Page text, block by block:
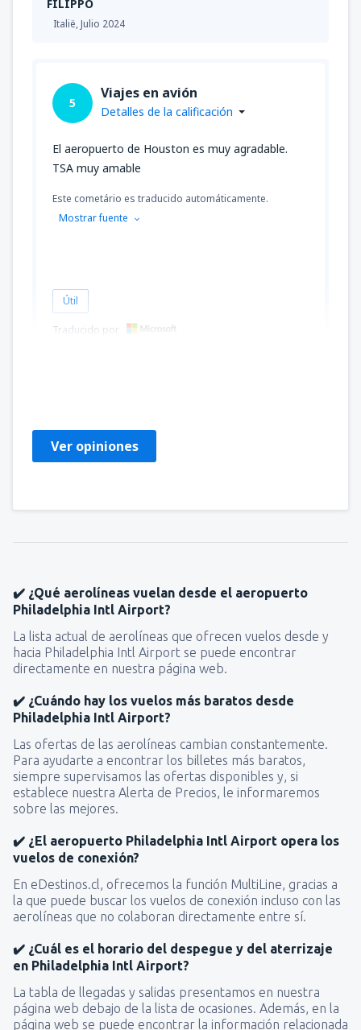
FILIPPO
Italië,Julio 2024
5
Viajes en avión
Detalles de la calificación
El aeropuerto de Houston es muy agradable.
TSA muy amable
Este cometário es traducido automáticamente.
Mostrar fuente
Útil
Traducido por
Ver opiniones
✔️ ¿Qué aerolíneas vuelan desde el aeropuerto
Philadelphia Intl Airport?
La lista actual de aerolíneas que ofrecen vuelos desde y
hacia Philadelphia Intl Airport se puede encontrar
directamente en nuestra página web.
✔️ ¿Cuándo hay los vuelos más baratos desde
Philadelphia Intl Airport?
Las ofertas de las aerolíneas cambian constantemente.
Para ayudarte a encontrar los billetes más baratos,
siempre supervisamos las ofertas disponibles y, si
establece nuestra Alerta de Precios, le informaremos
sobre las mejores.
✔️ ¿El aeropuerto Philadelphia Intl Airport opera los
vuelos de conexión?
En eDestinos.cl, ofrecemos la función MultiLine, gracias a
la que puede buscar los vuelos de conexión incluso con las
aerolíneas que no colaboran directamente entre sí.
✔️ ¿Cuál es el horario del despegue y del aterrizaje
en Philadelphia Intl Airport?
La tabla de llegadas y salidas presentamos en nuestra
página web debajo de la lista de ocasiones. Además, en la
página web se puede encontrar la información relacionada